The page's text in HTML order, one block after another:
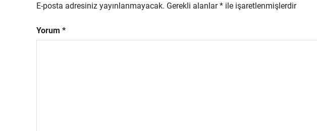
E-posta adresiniz yayınlanmayacak. Gerekli alanlar* ile işaretlenmişlerdir
Yorum *